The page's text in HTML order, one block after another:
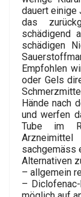
dauert einige
das
schädigend
schädigen
Empfohlen
oder Gels
Hände nach
und werfen
Tube im
sachgemäss
Alternativen
– allgemein
–